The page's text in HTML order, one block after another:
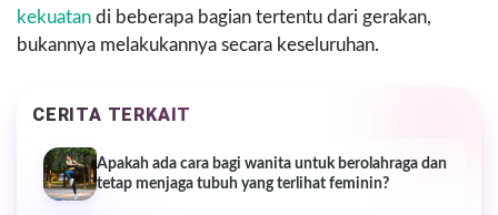
kekuatan di beberapa bagian tertentu dari gerakan,
bukannya melakukannya secara keseluruhan.
CERITA TERKAIT
Apakah ada cara bagi wanita untuk berolahraga dan
tetap menjaga tubuh yang terlihat feminin?